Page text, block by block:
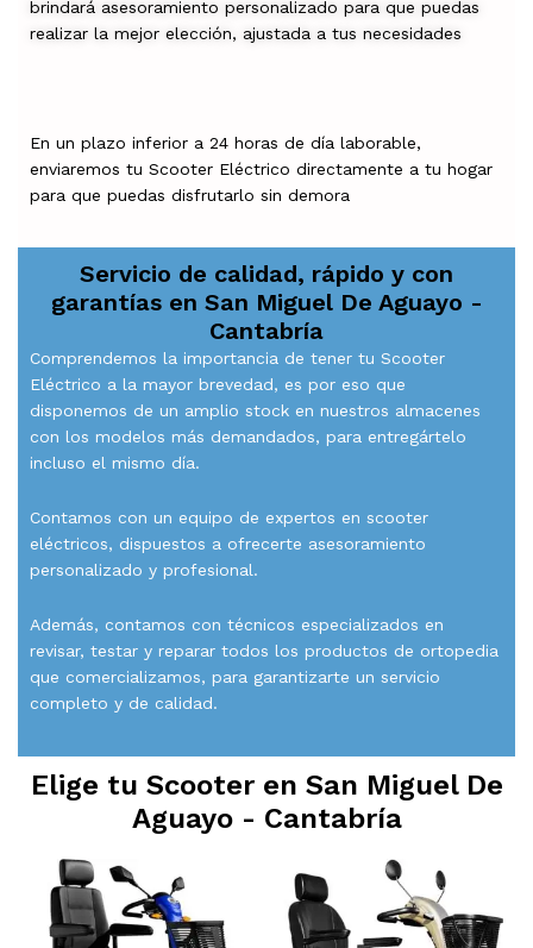
brindará asesoramiento personalizado para que puedas
realizar la mejor elección, ajustada a tus necesidades
En un plazo inferior a 24 horas de día laborable,
enviaremos tu Scooter Eléctrico directamente a tu hogar
para que puedas disfrutarlo sin demora
Servicio de calidad, rápido y con
garantías en San Miguel De Aguayo -
Cantabría
Comprendemos la importancia de tener tu Scooter
Eléctrico a la mayor brevedad, es por eso que
disponemos de un amplio stock en nuestros almacenes
con los modelos más demandados, para entregártelo
incluso el mismo día.
Contamos con un equipo de expertos en scooter
eléctricos, dispuestos a ofrecerte asesoramiento
personalizado y profesional.
Además, contamos con técnicos especializados en
revisar, testar y reparar todos los productos de ortopedia
que comercializamos, para garantizarte un servicio
completo y de calidad.
Elige tu Scooter en San Miguel De
Aguayo - Cantabría